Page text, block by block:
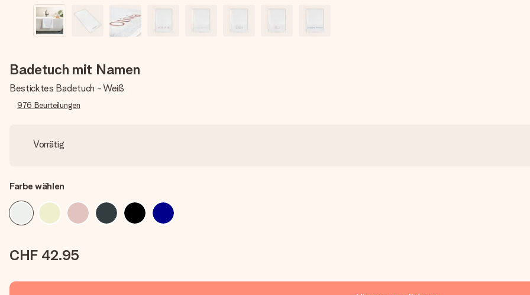
Badetuch mit Namen
Besticktes Badetuch - Weiß
976 Beurteilungen
Vorrätig
Farbe wählen
CHF 42.95